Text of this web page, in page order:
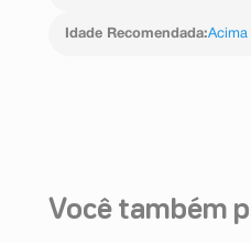
Idade Recomendada:Acima
Você também